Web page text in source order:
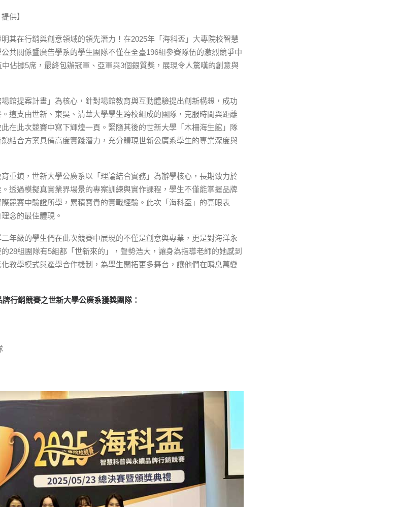
供】
其在行銷與創意領域的領先潛力！在2025年「海科盃」大專院校智慧
共關係暨廣告學系的學生團隊不僅在全臺196組參賽隊伍的激烈競爭中
佔據5席，最終包辦冠軍、亞軍與3個銀質獎，展現令人驚嘆的創意與
館提案計畫」為核心，針對場館教育與互動體驗提出創新構想，成功
這支由世新、東吳、清華大學學生跨校組成的團隊，克服時間與距離
在此次競賽中寫下輝煌一頁。緊隨其後的世新大學「木柵海生館」隊
結合方案具備高度實踐潛力，充分體現世新公廣系學生的專業深度與
重鎮，世新大學公廣系以「理論結合實務」為辦學核心，長期致力於
透過模擬真實業界場景的專案訓練與實作課程，學生不僅能掌握品牌
競賽中驗證所學，累積寶貴的實戰經驗。此次「海科盃」的亮眼表
念的最佳體現。
年級的學生們在此次競賽中展現的不僅是創意與專業，更是對海洋永
28組團隊有5組都「世新來的」，聲勢浩大，讓身為指導老師的她感到
教學模式與產學合作機制，為學生開拓更多舞台，讓他們在瞬息萬變
行銷競賽之世新大學公廣系獲獎團隊：